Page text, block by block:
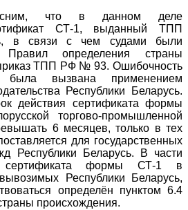
что в данном деле
СТ-1, выданный ТПП
в связи с чем судами были
определения страны
ТПП РФ № 93. Ошибочность
была вызвана применением
Республики Беларусь.
действия сертификата формы
торгово-промышленной
6 месяцев, только в тех
для государственных
Республики Беларусь. В части
сертификата формы СТ-1 в
Республики Беларусь,
определён пунктом 6.4
происхождения.